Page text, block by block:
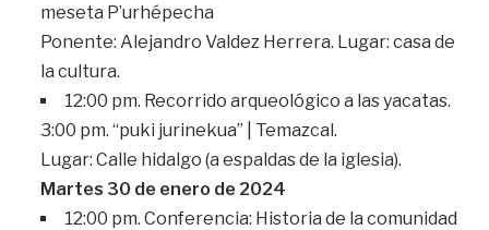
meseta P’urhépecha
Ponente: Alejandro Valdez Herrera. Lugar: casa de
la cultura.
12:00 pm. Recorrido arqueológico a las yacatas.
3:00 pm. “puki jurinekua” | Temazcal.
Lugar: Calle hidalgo (a espaldas de la iglesia).
Martes 30 de enero de 2024
12:00 pm. Conferencia: Historia de la comunidad